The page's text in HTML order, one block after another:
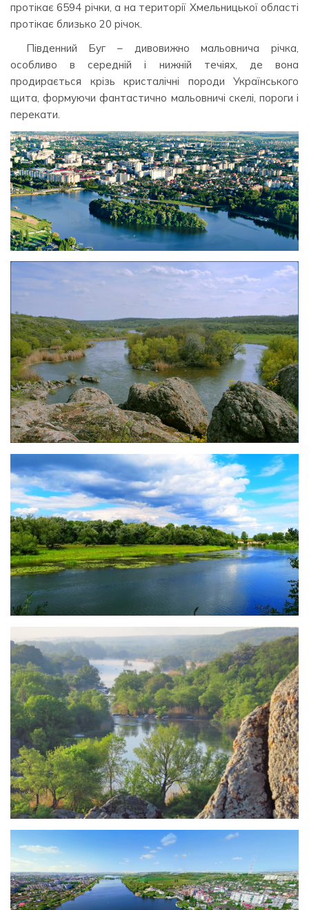
протікає 6594 річки, а на території Хмельницької області
протікає близько 20 річок.
Південний Буг – дивовижно мальовнича річка,
особливо в середній і нижній течіях, де вона
продирається крізь кристалічні породи Українського
щита, формуючи фантастично мальовничі скелі, пороги і
перекати.